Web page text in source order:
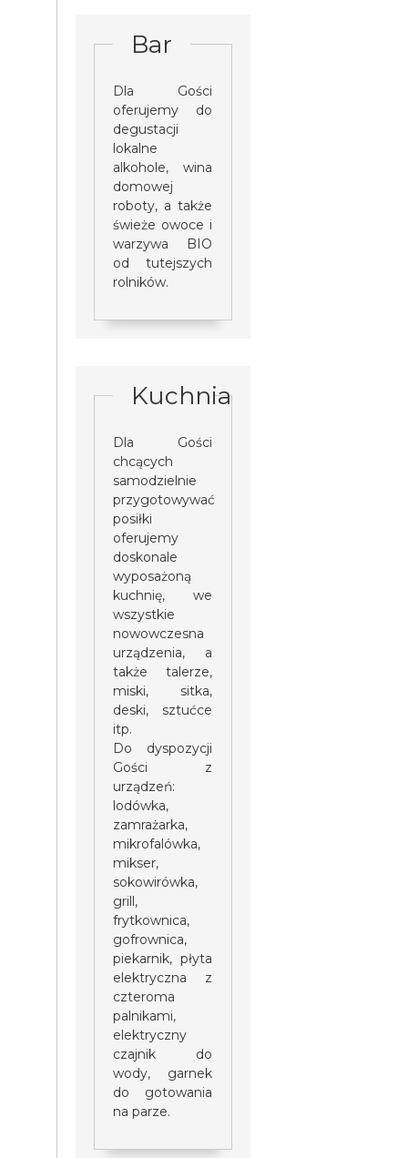
Bar
Dla Gości
oferujemy do
degustacji
lokalne
alkohole, wina
domowej
roboty, a także
świeże owoce i
warzywa BIO
od tutejszych
rolników.
Kuchnia
Dla Gości
chcących
samodzielnie
przygotowywać
posiłki
oferujemy
doskonale
wyposażoną
kuchnię, we
wszystkie
nowowczesna
urządzenia, a
także talerze,
miski, sitka,
deski, sztućce
itp.
Do dyspozycji
Gości z
urządzeń:
lodówka,
zamrażarka,
mikrofalówka,
mikser,
sokowirówka,
grill,
frytkownica,
gofrownica,
piekarnik, płyta
elektryczna z
czteroma
palnikami,
elektryczny
czajnik do
wody, garnek
do gotowania
na parze.